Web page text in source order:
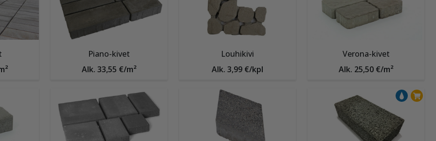
Piano-kivet
Alk. 33,55 €/m²
Louhikivi
Alk. 3,99 €/kpl
Verona-kivet
Alk. 25,50 €/m²